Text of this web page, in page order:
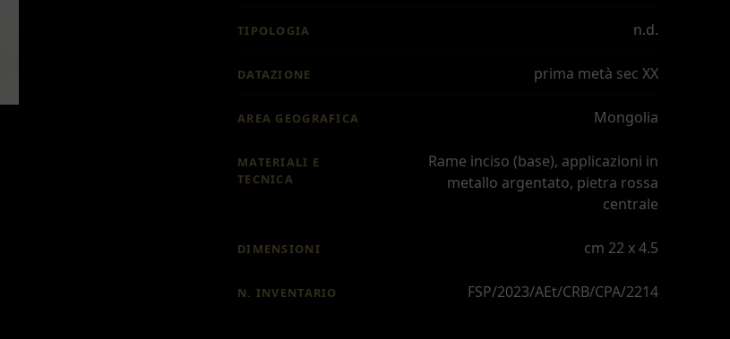
TIPOLOGIA n.d.
DATAZIONE prima metà sec XX
AREA GEOGRAFICA Mongolia
MATERIALI E
TECNICA
Rame inciso (base), applicazioni in
metallo argentato, pietra rossa
centrale
DIMENSIONI cm 22 x 4.5
N. INVENTARIO FSP/2023/AEt/CRB/CPA/2214